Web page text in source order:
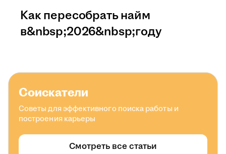
Как пересобрать найм
в&nbsp;2026&nbsp;году
Соискатели
Советы для эффективного поиска работы и
построения карьеры
Смотреть все статьи